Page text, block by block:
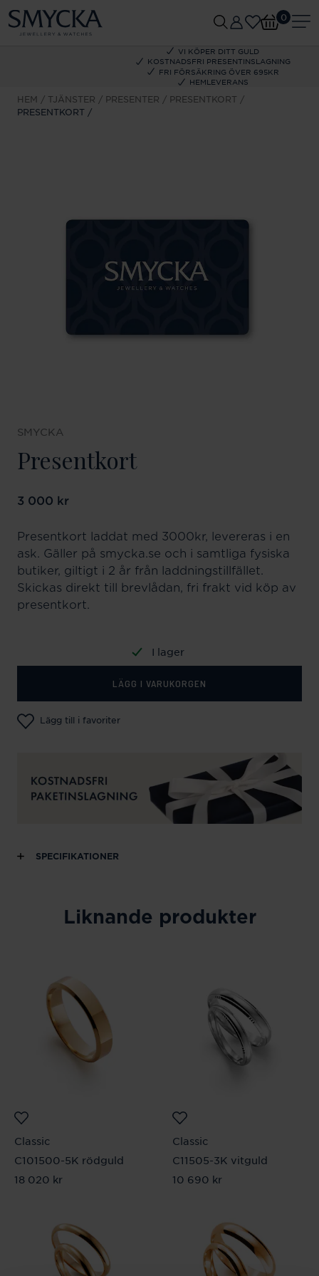
VI KÖPER DITT GULD
KOSTNADSFRI PRESENTINSLAGNING
FRI FÖRSÄKRING ÖVER 695KR
HEMLEVERANS
0
HEM TJÄNSTER PRESENTER
PRESENTKORT
PRESENTKORT
SMYCKA
Presentkort
Pris:3 000 kr
3 000 kr
Presentkort laddat med 3000kr, levereras i en
ask. Gäller på smycka.se och i samtliga fysiska
butiker, giltigt i 2 år från laddningstillfället.
Skickas direkt till brevlådan, fri frakt vid köp av
presentkort.
I lager
LÄGG I VARUKORGEN
Lägg till i favoriter
SPECIFIKATIONER
Liknande produkter
Classic
C101500-5K rödguld
Pris:18 020 kr
18 020 kr
Classic
C11505-3K vitguld
Pris:10 690 kr
10 690 kr